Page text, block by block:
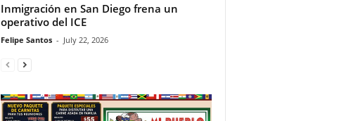
Inmigración en San Diego frena un
operativo del ICE
Felipe Santos - July 22, 2026